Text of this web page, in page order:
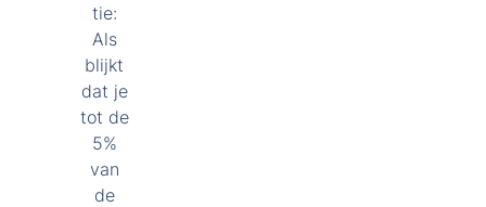
tie:
Als
blijkt
dat je
tot de
5%
van
de